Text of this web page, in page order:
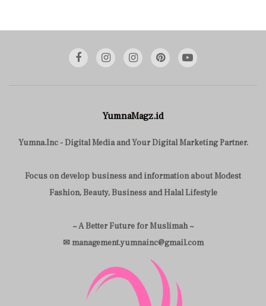
YumnaMagz.id
Yumna.Inc - Digital Media and Your Digital Marketing Partner.
Focus on develop business and information about Modest
Fashion, Beauty, Business and Halal Lifestyle
~ A Better Future for Muslimah ~
✉ management.yumnainc@gmail.com